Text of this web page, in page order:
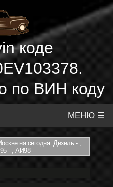
коде
по ВИН коду
МЕНЮ ☰
на сегодня: Дизель - ,
- , АИ98 -